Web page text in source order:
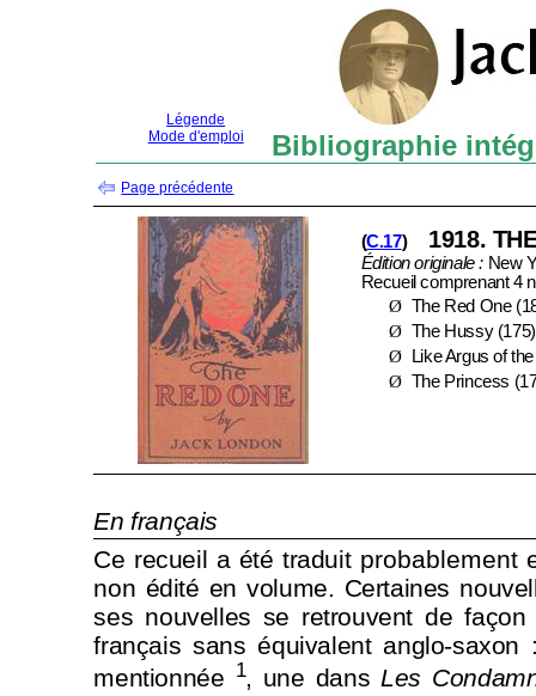
Bibliographie
Légende
Mode d'emploi
Page précédente
(C.17) 1918.
Édition originale : New
Recueil comprenant4
Ø The Red One
Ø The Hussy
Ø
Like Argus of
Ø The Princess
En français
Ce recueil a été traduit probablement
non édité en volume. Certaines
ses nouvelles se retrouvent de
français sans équivalent anglo-
mentionnée 1, une dans Les